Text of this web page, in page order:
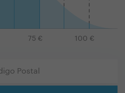
75 € 100 €